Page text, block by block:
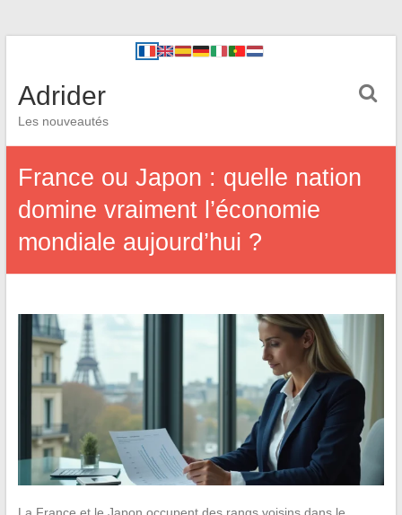
Adrider
Les nouveautés
France ou Japon : quelle nation
domine vraiment l’économie
mondiale aujourd’hui ?